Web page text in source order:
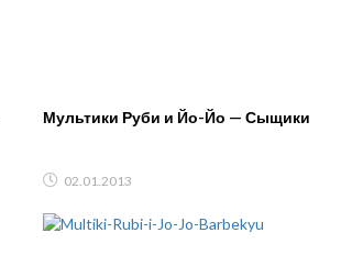
Мультики Руби и Йо-Йо — Сыщики
02.01.2013